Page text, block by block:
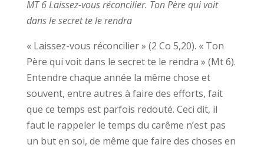
MT 6 Laissez-vous réconcilier. Ton Père qui voit
dans le secret te le rendra
« Laissez-vous réconcilier » (2 Co 5,20). « Ton
Père qui voit dans le secret te le rendra » (Mt 6).
Entendre chaque année la même chose et
souvent, entre autres à faire des efforts, fait
que ce temps est parfois redouté. Ceci dit, il
faut le rappeler le temps du carême n’est pas
un but en soi, de même que faire des choses en